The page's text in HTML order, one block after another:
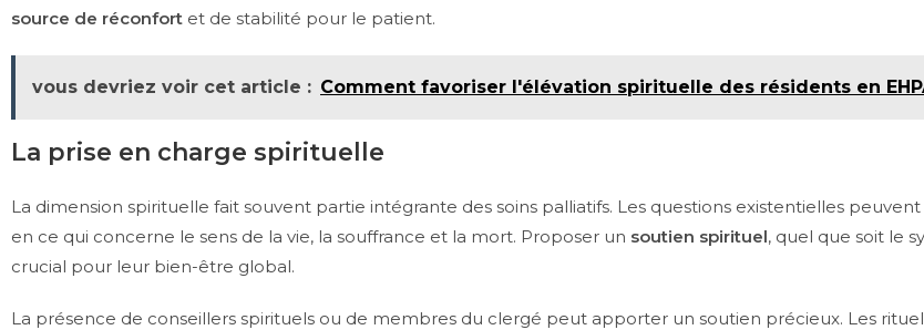
source de réconfort et de stabilité pour le patient.
vous devriez voir cet article : Comment favoriser l'élévation spirituelle des résidents en
La prise en charge spirituelle
La dimension spirituelle fait souvent partie intégrante des soins palliatifs. Les questions existentielles
en ce qui concerne le sens de la vie, la souffrance et la mort. Proposer un soutien spirituel, quel que soit le
crucial pour leur bien-être global.
La présence de conseillers spirituels ou de membres du clergé peut apporter un soutien précieux. Les